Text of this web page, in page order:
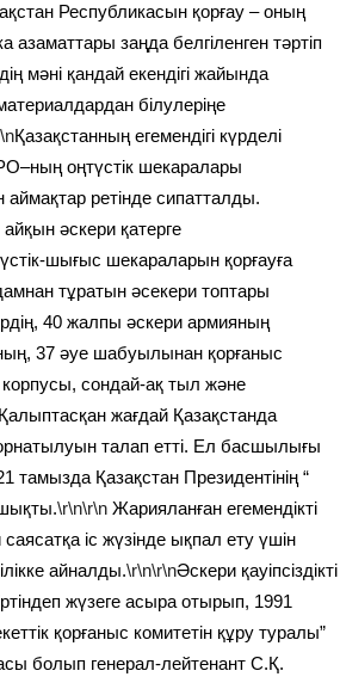
Республикасын қорғау – оның
заңда белгіленген тәртіп
мәні қандай екендігі жайында
білулеріңе
Қазақстанның егемендігі күрделі
оңтүстік шекаралары
ретінде сипатталды.
әскери қатерге
шығыс шекараларын қорғауға
тұратын әсекери топтары
40 жалпы әскери армияның
37 әуе шабуылынан қорғаныс
сондай-ақ тыл және
жағдай Қазақстанда
талап етті. Ел басшылығы
Қазақстан Президентінің “
шықты.\r\n\r\n Жарияланған егемендікті
іс жүзінде ықпал ету үшін
айналды.\r\n\r\nӘскери қауіпсіздікті
жүзеге асыра отырып, 1991
қорғаныс комитетін құру туралы”
болып генерал-лейтенант С.Қ.